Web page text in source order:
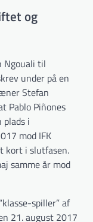
og
Ngouali til
under på en
Stefan
Pablo Piñones
i
mod IFK
kort i slutfasen.
samme år mod
spiller” af
21. august 2017